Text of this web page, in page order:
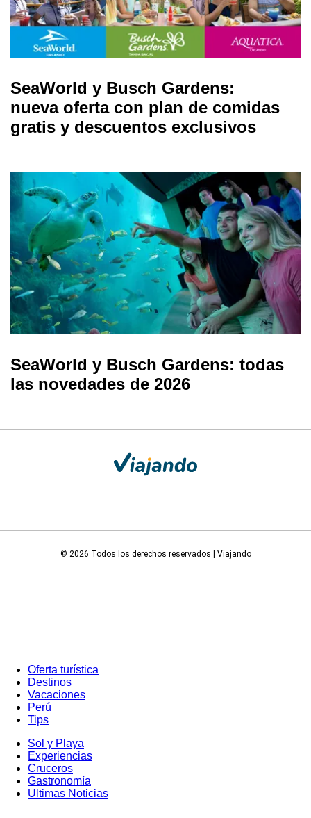
SeaWorld y Busch Gardens:
nueva oferta con plan de comidas
gratis y descuentos exclusivos
SeaWorld y Busch Gardens: todas
las novedades de 2026
© 2026 Todos los derechos reservados | Viajando
Oferta turística
Destinos
Vacaciones
Perú
Tips
Sol y Playa
Experiencias
Cruceros
Gastronomía
Ultimas Noticias